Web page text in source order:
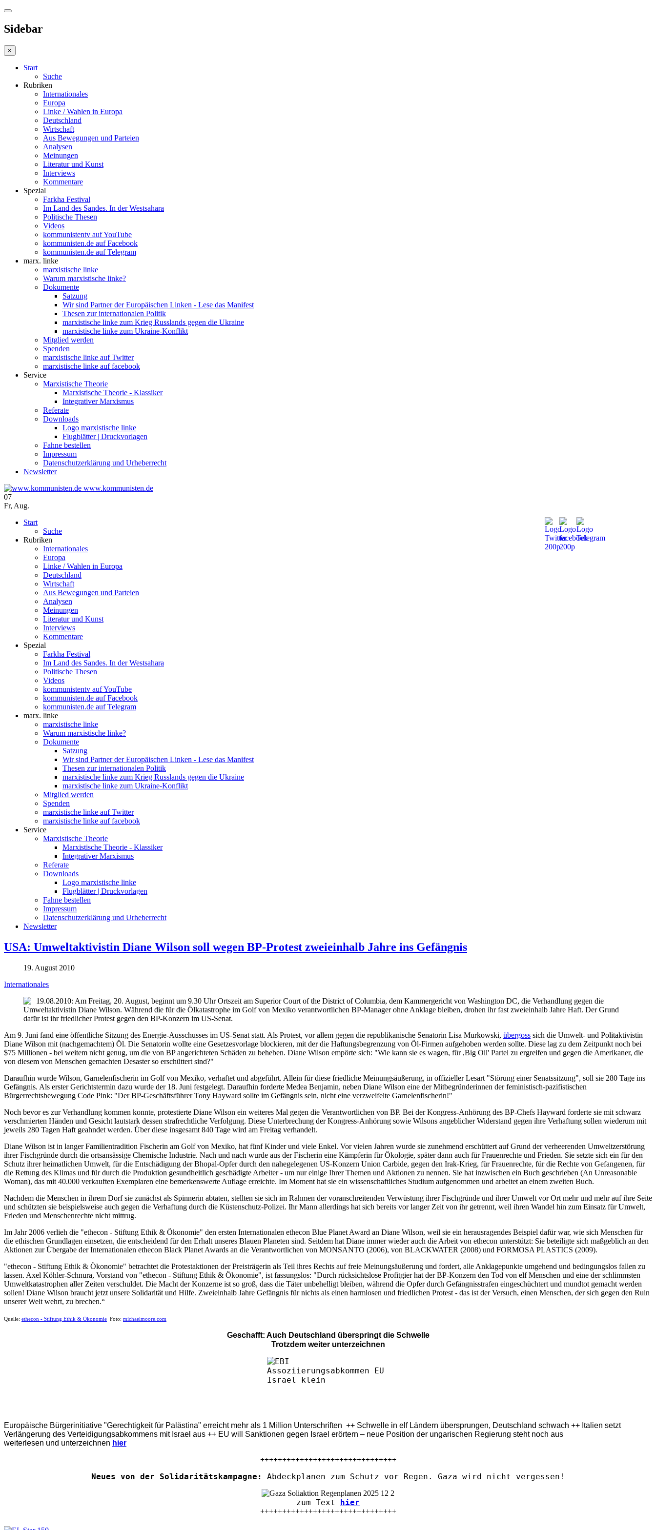
Sidebar
×
Start
Suche
Rubriken
Internationales
Europa
Linke / Wahlen in Europa
Deutschland
Wirtschaft
Aus Bewegungen und Parteien
Analysen
Meinungen
Literatur und Kunst
Interviews
Kommentare
Spezial
Farkha Festival
Im Land des Sandes. In der Westsahara
Politische Thesen
Videos
kommunistentv auf YouTube
kommunisten.de auf Facebook
kommunisten.de auf Telegram
marx. linke
marxistische linke
Warum marxistische linke?
Dokumente
Satzung
Wir sind Partner der Europäischen Linken - Lese das Manifest
Thesen zur internationalen Politik
marxistische linke zum Krieg Russlands gegen die Ukraine
marxistische linke zum Ukraine-Konflikt
Mitglied werden
Spenden
marxistische linke auf Twitter
marxistische linke auf facebook
Service
Marxistische Theorie
Marxistische Theorie - Klassiker
Integrativer Marxismus
Referate
Downloads
Logo marxistische linke
Flugblätter | Druckvorlagen
Fahne bestellen
Impressum
Datenschutzerklärung und Urheberrecht
Newsletter
www.kommunisten.de
07
Fr, Aug.
Start
Suche
Rubriken
Internationales
Europa
Linke / Wahlen in Europa
Deutschland
Wirtschaft
Aus Bewegungen und Parteien
Analysen
Meinungen
Literatur und Kunst
Interviews
Kommentare
Spezial
Farkha Festival
Im Land des Sandes. In der Westsahara
Politische Thesen
Videos
kommunistentv auf YouTube
kommunisten.de auf Facebook
kommunisten.de auf Telegram
marx. linke
marxistische linke
Warum marxistische linke?
Dokumente
Satzung
Wir sind Partner der Europäischen Linken - Lese das Manifest
Thesen zur internationalen Politik
marxistische linke zum Krieg Russlands gegen die Ukraine
marxistische linke zum Ukraine-Konflikt
Mitglied werden
Spenden
marxistische linke auf Twitter
marxistische linke auf facebook
Service
Marxistische Theorie
Marxistische Theorie - Klassiker
Integrativer Marxismus
Referate
Downloads
Logo marxistische linke
Flugblätter | Druckvorlagen
Fahne bestellen
Impressum
Datenschutzerklärung und Urheberrecht
Newsletter
USA: Umweltaktivistin Diane Wilson soll wegen BP-Protest zweieinhalb Jahre ins Gefängnis
19. August 2010
Internationales
19.08.2010: Am Freitag, 20. August, beginnt um 9.30 Uhr Ortszeit am Superior Court of the District of Columbia, dem Kammergericht von Washington DC, die Verhandlung gegen die
Umweltaktivistin Diane Wilson. Während die für die Ölkatastrophe im Golf von Mexiko verantwortlichen BP-Manager ohne Anklage bleiben, drohen ihr fast zweieinhalb Jahre Haft. Der Grund
dafür ist ihr friedlicher Protest gegen den BP-Konzern im US-Senat.
Am 9. Juni fand eine öffentliche Sitzung des Energie-Ausschusses im US-Senat statt. Als Protest, vor allem gegen die republikanische Senatorin Lisa Murkowski, übergoss sich die Umwelt- und Politaktivistin
Diane Wilson mit (nachgemachtem) Öl. Die Senatorin wollte eine Gesetzesvorlage blockieren, mit der die Haftungsbegrenzung von Öl-Firmen aufgehoben werden sollte. Diese lag zu dem Zeitpunkt noch bei
$75 Millionen - bei weitem nicht genug, um die von BP angerichteten Schäden zu beheben. Diane Wilson empörte sich: "Wie kann sie es wagen, für ,Big Oil' Partei zu ergreifen und gegen die Amerikaner, die
von diesem von Menschen gemachten Desaster so erschüttert sind?"
Daraufhin wurde Wilson, Garnelenfischerin im Golf von Mexiko, verhaftet und abgeführt. Allein für diese friedliche Meinungsäußerung, in offizieller Lesart "Störung einer Senatssitzung", soll sie 280 Tage ins
Gefängnis. Als erster Gerichtstermin dazu wurde der 18. Juni festgelegt. Daraufhin forderte Medea Benjamin, neben Diane Wilson eine der Mitbegründerinnen der feministisch-pazifistischen
Bürgerrechtsbewegung Code Pink: "Der BP-Geschäftsführer Tony Hayward sollte im Gefängnis sein, nicht eine verzweifelte Garnelenfischerin!"
Noch bevor es zur Verhandlung kommen konnte, protestierte Diane Wilson ein weiteres Mal gegen die Verantwortlichen von BP. Bei der Kongress-Anhörung des BP-Chefs Hayward forderte sie mit schwarz
verschmierten Händen und Gesicht lautstark dessen strafrechtliche Verfolgung. Diese Unterbrechung der Kongress-Anhörung sowie Wilsons angeblicher Widerstand gegen ihre Verhaftung sollen wiederum mit
jeweils 280 Tagen Haft geahndet werden. Über diese insgesamt 840 Tage wird am Freitag verhandelt.
Diane Wilson ist in langer Familientradition Fischerin am Golf von Mexiko, hat fünf Kinder und viele Enkel. Vor vielen Jahren wurde sie zunehmend erschüttert auf Grund der verheerenden Umweltzerstörung
ihrer Fischgründe durch die ortsansässige Chemische Industrie. Nach und nach wurde aus der Fischerin eine Kämpferin für Ökologie, später dann auch für Frauenrechte und Frieden. Sie setzte sich ein für den
Schutz ihrer heimatlichen Umwelt, für die Entschädigung der Bhopal-Opfer durch den nahegelegenen US-Konzern Union Carbide, gegen den Irak-Krieg, für Frauenrechte, für die Rechte von Gefangenen, für
die Rettung des Klimas und für durch die Produktion gesundheitlich geschädigte Arbeiter - um nur einige Ihrer Themen und Aktionen zu nennen. Sie hat inzwischen ein Buch geschrieben (An Unreasonable
Woman), das mit 40.000 verkauften Exemplaren eine bemerkenswerte Auflage erreichte. Im Moment hat sie ein wissenschaftliches Studium aufgenommen und arbeitet an einem zweiten Buch.
Nachdem die Menschen in ihrem Dorf sie zunächst als Spinnerin abtaten, stellten sie sich im Rahmen der voranschreitenden Verwüstung ihrer Fischgründe und ihrer Umwelt vor Ort mehr und mehr auf ihre Seite
und schützten sie beispielsweise auch gegen die Verhaftung durch die Küstenschutz-Polizei. Ihr Mann allerdings hat sich bereits vor langer Zeit von ihr getrennt, weil ihren Wandel hin zum Einsatz für Umwelt,
Frieden und Menschenrechte nicht mittrug.
Im Jahr 2006 verlieh die "ethecon - Stiftung Ethik & Ökonomie" den ersten Internationalen ethecon Blue Planet Award an Diane Wilson, weil sie ein herausragendes Beispiel dafür war, wie sich Menschen für
die ethischen Grundlagen einsetzen, die entscheidend für den Erhalt unseres Blauen Planeten sind. Seitdem hat Diane immer wieder auch die Arbeit von ethecon unterstützt: Sie beteiligte sich maßgeblich an den
Aktionen zur Übergabe der Internationalen ethecon Black Planet Awards an die Verantwortlichen von MONSANTO (2006), von BLACKWATER (2008) und FORMOSA PLASTICS (2009).
"ethecon - Stiftung Ethik & Ökonomie" betrachtet die Protestaktionen der Preisträgerin als Teil ihres Rechts auf freie Meinungsäußerung und fordert, alle Anklagepunkte umgehend und bedingungslos fallen zu
lassen. Axel Köhler-Schnura, Vorstand von "ethecon - Stiftung Ethik & Ökonomie", ist fassungslos: "Durch rücksichtslose Profitgier hat der BP-Konzern den Tod von elf Menschen und eine der schlimmsten
Umweltkatastrophen aller Zeiten verschuldet. Die Macht der Konzerne ist so groß, dass die Täter unbehelligt bleiben, während die Opfer durch Gefängnisstrafen eingeschüchtert und mundtot gemacht werden
sollen! Diane Wilson braucht jetzt unsere Solidarität und Hilfe. Zweieinhalb Jahre Gefängnis für nichts als einen harmlosen und friedlichen Protest - das ist der Versuch, einen Menschen, der sich gegen den Ruin
unserer Welt wehrt, zu brechen.“
Quelle: ethecon - Stiftung Ethik & Ökonomie Foto: michaelmoore.com
Geschafft: Auch Deutschland überspringt die Schwelle
Trotzdem weiter unterzeichnen
Europäische Bürgerinitiative "Gerechtigkeit für Palästina" erreicht mehr als 1 Million Unterschriften ++ Schwelle in elf Ländern übersprungen, Deutschland schwach ++ Italien setzt
Verlängerung des Verteidigungsabkommens mit Israel aus ++ EU will Sanktionen gegen Israel erörtern – neue Position der ungarischen Regierung steht noch aus
weiterlesen und unterzeichnen hier
+++++++++++++++++++++++++++++++
Neues von der Solidaritätskampagne: Abdeckplanen zum Schutz vor Regen. Gaza wird nicht vergessen!
zum Text hier
+++++++++++++++++++++++++++++++